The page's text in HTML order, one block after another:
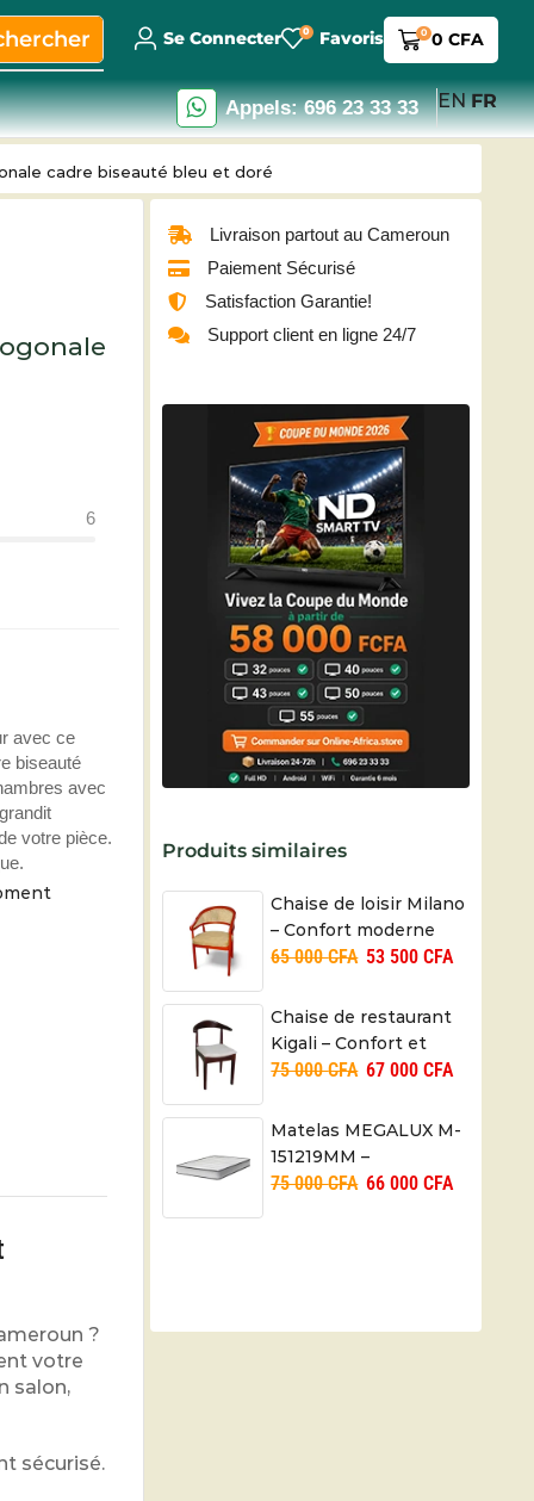
Se Connecter 0 Favoris 0 0 CFA
Appels: 696 23 33 33 EN FR
cadre biseauté bleu et doré
6
avec ce
biseauté
avec
votre pièce.
?
votre
salon,
sécurisé.
Livraison partout au Cameroun
Paiement Sécurisé
Satisfaction Garantie!
Support client en ligne 24/7
Produits similaires
Chaise de loisir Milano
– Confort moderne
65 000CFA 53 500CFA
Chaise de restaurant
Kigali – Confort et
élégance
75 000CFA 67 000CFA
Matelas MEGALUX M-
151219MM –
15X120X190 cm
75 000CFA 66 000CFA